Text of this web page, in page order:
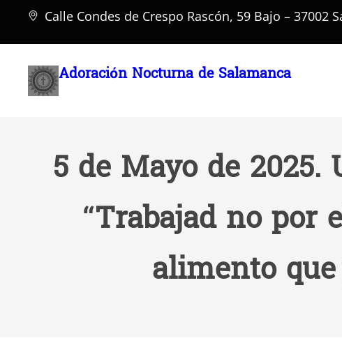
Saltar
Calle Condes de Crespo Rascón, 59 Bajo – 37002
Adoración Nocturna de Salamanca
5 de Mayo de
“Trabajad no por
alimento